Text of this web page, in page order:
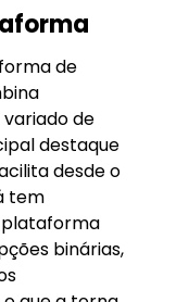
de
de
destaque
desde o
tem
plataforma
binárias,